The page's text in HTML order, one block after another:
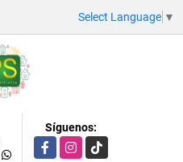
Select Language ▼
Síguenos:
FacebookInstagram
TikTok